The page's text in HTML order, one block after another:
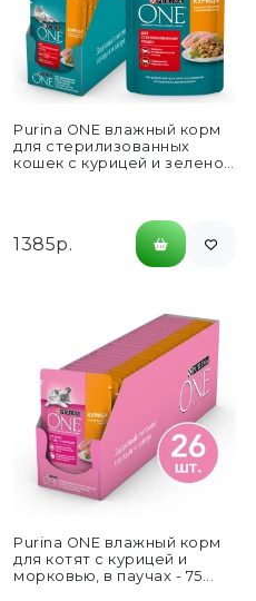
Purina ONE влажный корм
для стерилизованных
кошек с курицей и зеленой
1385р.
Purina ONE влажный корм
для котят с курицей и
морковью, в паучах - 75...